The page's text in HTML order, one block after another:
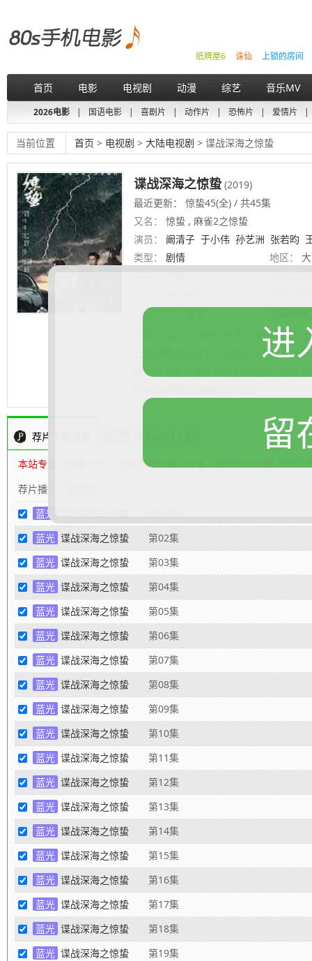
上锁的房间
诛仙
纸牌屋6
首页 电影 电视剧 动漫 综艺 音乐MV
2026电影 | 国语电影 | 喜剧片 | 动作片 | 恐怖片 | 爱情片 |
当前位置 首页 > 电视剧 > 大陆电视剧 > 谍战深海之惊蛰
谍战深海之惊蛰 (2019)
最近更新： 惊蛰45(全) / 共45集
又名：
惊蛰 , 麻雀2之惊蛰
演员：
阚清子 于小伟 孙艺洲 张若昀
类型：
剧情 地区：
豆瓣评分：
一九四一年冬，硝烟不散的
云涌的谍海漩涡中，他经历与同胞并肩
步步成长为坚强勇敢的爱国战士，用热
荐片下载播放
本站专属下载器:点击下方链接即可享受高速下载和在线点播,专治迅
荐片播放下载地址：
蓝光
蓝光 谍战深海之惊蛰 第02集
蓝光 谍战深海之惊蛰 第03集
蓝光 谍战深海之惊蛰 第04集
蓝光 谍战深海之惊蛰 第05集
蓝光 谍战深海之惊蛰 第06集
蓝光 谍战深海之惊蛰 第07集
蓝光 谍战深海之惊蛰 第08集
蓝光 谍战深海之惊蛰 第09集
蓝光 谍战深海之惊蛰 第10集
蓝光 谍战深海之惊蛰 第11集
蓝光 谍战深海之惊蛰 第12集
蓝光 谍战深海之惊蛰 第13集
蓝光 谍战深海之惊蛰 第14集
蓝光 谍战深海之惊蛰 第15集
蓝光 谍战深海之惊蛰 第16集
蓝光 谍战深海之惊蛰 第17集
蓝光 谍战深海之惊蛰 第18集
蓝光 谍战深海之惊蛰 第19集
进
留